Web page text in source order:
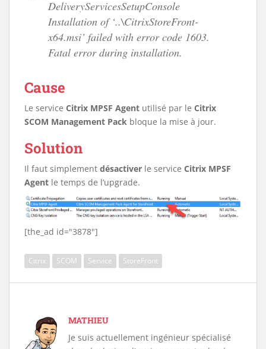
DeliveryServicesSetupConsole
Installation of ‘..\CitrixStoreFront-
x64.msi’ failed with error code 1603.
Fatal error during installation.
Cause
Le service Citrix MPSF Agent utilisé par le Citrix
SCOM Management Pack bloque la mise à jour.
Solution
Il faut simplement désactiver le service Citrix MPSF
Agent le temps de l’upgrade.
[the_ad id="3878"]
Citrix SCOM Service StoreFront
MATHIEU
Je suis actuellement ingénieur spécialisé